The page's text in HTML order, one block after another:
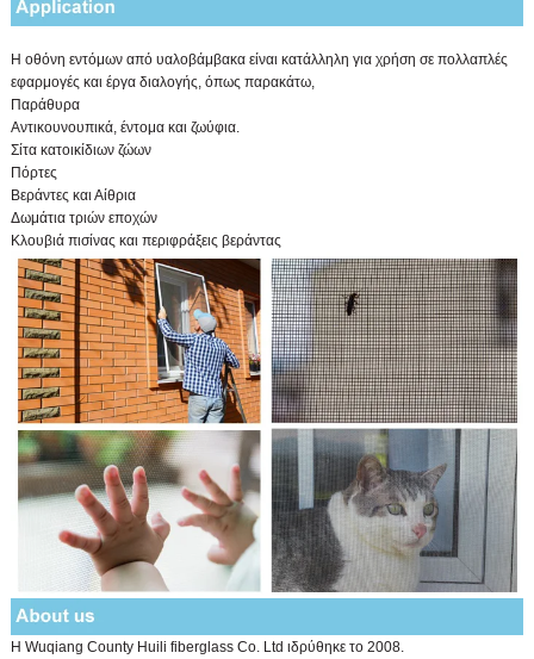
Η οθόνη εντόμων από υαλοβάμβακα είναι κατάλληλη για χρήση σε πολλαπλές
εφαρμογές και έργα διαλογής, όπως παρακάτω,
Παράθυρα
Αντικουνουπικά, έντομα και ζωύφια.
Σίτα κατοικίδιων ζώων
Πόρτες
Βεράντες και Αίθρια
Δωμάτια τριών εποχών
Κλουβιά πισίνας και περιφράξεις βεράντας
Η Wuqiang County Huili fiberglass Co. Ltd ιδρύθηκε το 2008.